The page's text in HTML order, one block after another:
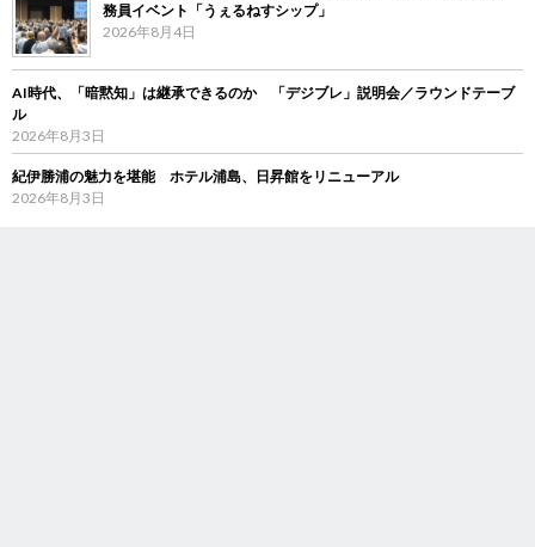
務員イベント「うぇるねすシップ」
2026年8月4日
AI時代、「暗黙知」は継承できるのか 「デジブレ」説明会／ラウンドテーブ
ル
2026年8月3日
紀伊勝浦の魅力を堪能 ホテル浦島、日昇館をリニューアル
2026年8月3日